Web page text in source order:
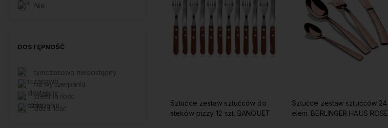
Nie
DOSTĘPNOŚĆ
tymczasowo niedostępny
na wyczerpaniu
średnia ilość
duża ilość
Sztućce zestaw sztućców do
steków pizzy 12 szt. BANQUET
Sztućce zestaw sztućców 24
elem. BERLINGER HAUS ROSE